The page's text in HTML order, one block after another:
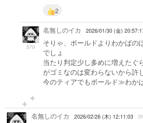
2
370
名無しのイカ 2026/01/30 (金)
そりゃ、ボールドよりわかばの
でしょ
当たり判定少し多めに増えたぐ
がゴミなのは変わらないから許
今のティアでもボールド≫わか
名無しのイカ 2026/02/26 (木) 12:11:03